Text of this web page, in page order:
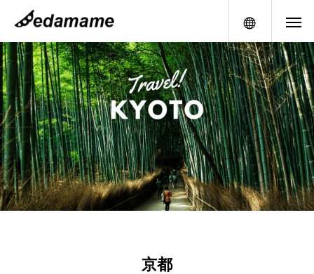
メニュー
京都